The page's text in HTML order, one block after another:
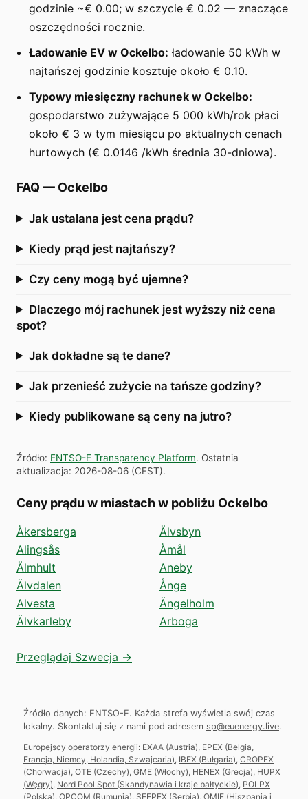
godzinie ~€ 0.00; w szczycie € 0.02 — znaczące
oszczędności rocznie.
Ładowanie EV w Ockelbo: ładowanie 50 kWh w
najtańszej godzinie kosztuje około € 0.10.
Typowy miesięczny rachunek w Ockelbo:
gospodarstwo zużywające 5 000 kWh/rok płaci
około € 3 w tym miesiącu po aktualnych cenach
hurtowych (€ 0.0146 /kWh średnia 30-dniowa).
FAQ — Ockelbo
Jak ustalana jest cena prądu?
Kiedy prąd jest najtańszy?
Czy ceny mogą być ujemne?
Dlaczego mój rachunek jest wyższy niż cena
spot?
Jak dokładne są te dane?
Jak przenieść zużycie na tańsze godziny?
Kiedy publikowane są ceny na jutro?
Źródło: ENTSO-E Transparency Platform. Ostatnia
aktualizacja: 2026-08-06 (CEST).
Ceny prądu w miastach w pobliżu Ockelbo
Åkersberga
Alingsås
Älmhult
Älvdalen
Alvesta
Älvkarleby
Älvsbyn
Åmål
Aneby
Ånge
Ängelholm
Arboga
Przeglądaj Szwecja →
Źródło danych: ENTSO-E. Każda strefa wyświetla swój czas
lokalny. Skontaktuj się z nami pod adresem sp@euenergy.live.
Europejscy operatorzy energii: EXAA (Austria) EPEX (Belgia,
Francja, Niemcy, Holandia, Szwajcaria) IBEX (Bułgaria) CROPEX
(Chorwacja) OTE (Czechy) GME (Włochy) HENEX (Grecja) HUPX
(Węgry) Nord Pool Spot (Skandynawia i kraje bałtyckie) POLPX
(Polska) OPCOM (Rumunia) SEEPEX (Serbia) OMIE (Hiszpania i